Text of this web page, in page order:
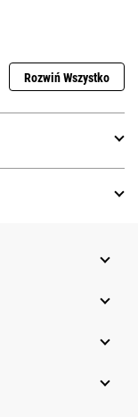
Rozwiń Wszystko